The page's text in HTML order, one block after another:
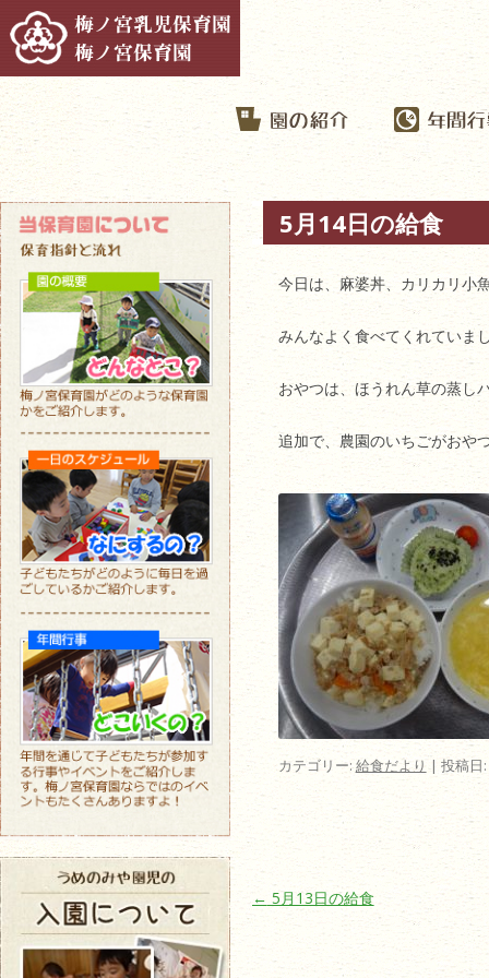
5月14日の給食
今日は、麻婆丼、カリカリ小
みんなよく食べてくれていま
おやつは、ほうれん草の蒸し
追加で、農園のいちごがおや
カテゴリー:給食だより | 投稿日:
投稿ナビゲーション
← 5月13日の給食